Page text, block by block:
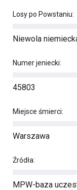
Losy po Powstaniu:
Niewola
Numer jeniecki:
45803
Miejsce śmierci:
Warszawa
Źródła:
MPW-baza